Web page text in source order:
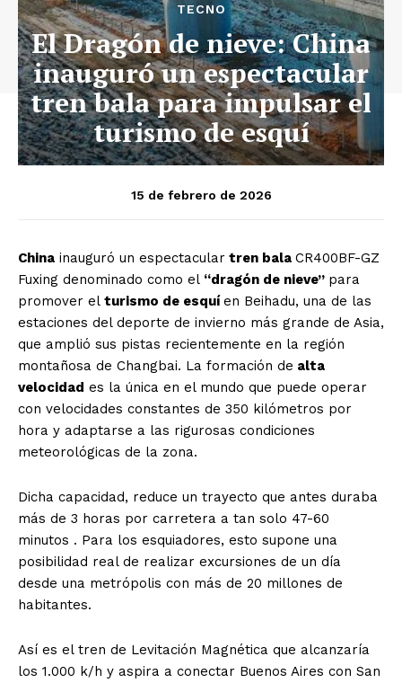
TECNO
El Dragón de nieve: China
inauguró un espectacular
tren bala para impulsar el
turismo de esquí
15 de febrero de 2026
China inauguró un espectacular tren bala CR400BF-GZ
Fuxing denominado como el “dragón de nieve” para
promover el turismo de esquíen Beihadu, una de las
estaciones del deporte de invierno más grande de Asia,
que amplió sus pistas recientemente en la región
montañosa de Changbai. La formación de alta
velocidad es la única en el mundo que puede operar
con velocidades constantes de 350 kilómetros por
hora y adaptarse a las rigurosas condiciones
meteorológicas de la zona.
Dicha capacidad, reduce un trayecto que antes duraba
más de 3 horas por carretera a tan solo 47-60
minutos . Para los esquiadores, esto supone una
posibilidad real de realizar excursiones de un día
desde una metrópolis con más de 20 millones de
habitantes.
Así es el tren de Levitación Magnética que alcanzaría
los 1.000 k/h y aspira a conectar Buenos Aires con San